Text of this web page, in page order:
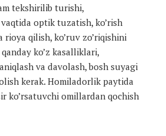
tekshirilib turishi,
optik tuzatish, ko’rish
qilish, ko’ruv zo’riqishini
ko’z kasalliklari,
va davolash, bosh suyagi
kerak. Homiladorlik paytida
ko’rsatuvchi omillardan qochish